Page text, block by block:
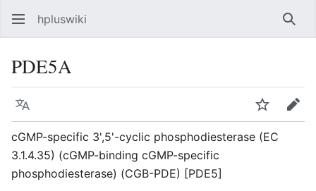
hpluswiki
PDE5A
Язык Следить
cGMP-specific 3',5'-cyclic phosphodiesterase (EC
3.1.4.35) (cGMP-binding cGMP-specific
phosphodiesterase) (CGB-PDE) [PDE5]